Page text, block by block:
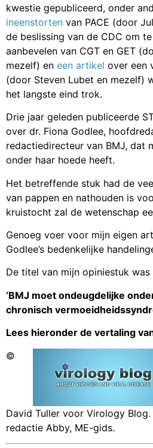
kwestie gepubliceerd, onder
ineenstorten van PACE (door
de beslissing van de CDC om
aanbevelen van CGT en GET
mezelf) en een artikel over een
(door Steven Lubet en mezelf)
het langste eind trok.
Drie jaar geleden publiceerde
over dr. Fiona Godlee,
redactiedirecteur van BMJ, dat
onder haar hoede heeft.
Het betreffende stuk had de
van pappen en nathouden is
kruistocht zal de wetenschap
Genoeg voer voor mijn eigen
Godlee’s bedenkelijke
De titel van mijn opiniestuk
‘BMJ moet ondeugdelijke
chronisch
Lees hieronder de vertaling
©
David Tuller voor Virology
redactie Abby, ME-gids.